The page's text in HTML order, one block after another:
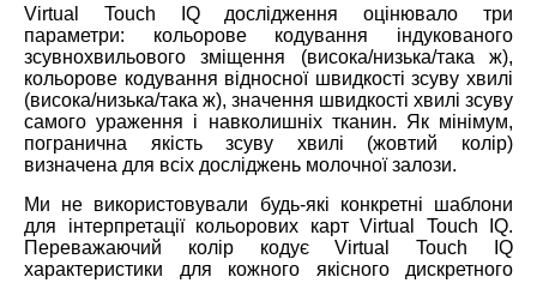
Virtual Touch IQ дослідження оцінювало три
параметри: кольорове кодування індукованого
зсувнохвильового зміщення (висока/низька/така ж),
кольорове кодування відносної швидкості зсуву хвилі
(висока/низька/така ж), значення швидкості хвилі зсуву
самого ураження і навколишніх тканин. Як мінімум,
погранична якість зсуву хвилі (жовтий колір)
визначена для всіх досліджень молочної залози.
Ми не використовували будь-які конкретні шаблони
для інтерпретації кольорових карт Virtual Touch IQ.
Переважаючий колір кодує Virtual Touch IQ
характеристики для кожного якісного дискретного